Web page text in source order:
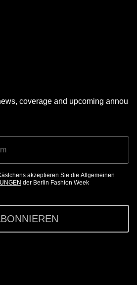
coverage and upcoming annou
akzeptieren Sie die Allgemeinen
der Berlin Fashion Week